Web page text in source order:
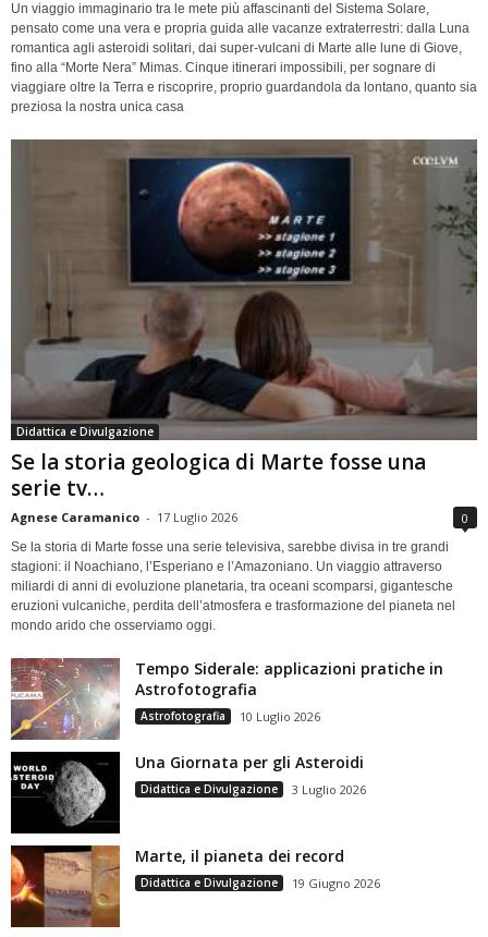
Un viaggio immaginario tra le mete più affascinanti del Sistema Solare,
pensato come una vera e propria guida alle vacanze extraterrestri: dalla Luna
romantica agli asteroidi solitari, dai super-vulcani di Marte alle lune di Giove,
fino alla “Morte Nera” Mimas. Cinque itinerari impossibili, per sognare di
viaggiare oltre la Terra e riscoprire, proprio guardandola da lontano, quanto sia
preziosa la nostra unica casa
Didattica e Divulgazione
Se la storia geologica di Marte fosse una
serie tv…
Agnese Caramanico - 17 Luglio 2026 0
Se la storia di Marte fosse una serie televisiva, sarebbe divisa in tre grandi
stagioni: il Noachiano, l’Esperiano e l’Amazoniano. Un viaggio attraverso
miliardi di anni di evoluzione planetaria, tra oceani scomparsi, gigantesche
eruzioni vulcaniche, perdita dell’atmosfera e trasformazione del pianeta nel
mondo arido che osserviamo oggi.
Tempo Siderale: applicazioni pratiche in
Astrofotografia
Astrofotografia 10 Luglio 2026
Una Giornata per gli Asteroidi
Didattica e Divulgazione 3 Luglio 2026
Marte, il pianeta dei record
Didattica e Divulgazione 19 Giugno 2026